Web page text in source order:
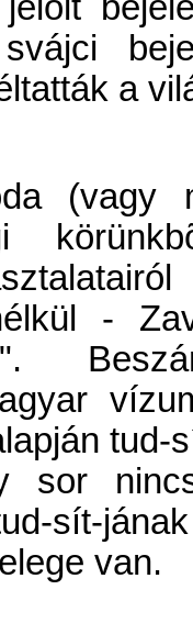
a
(vagy
-
tud-
sor
sít-
van.